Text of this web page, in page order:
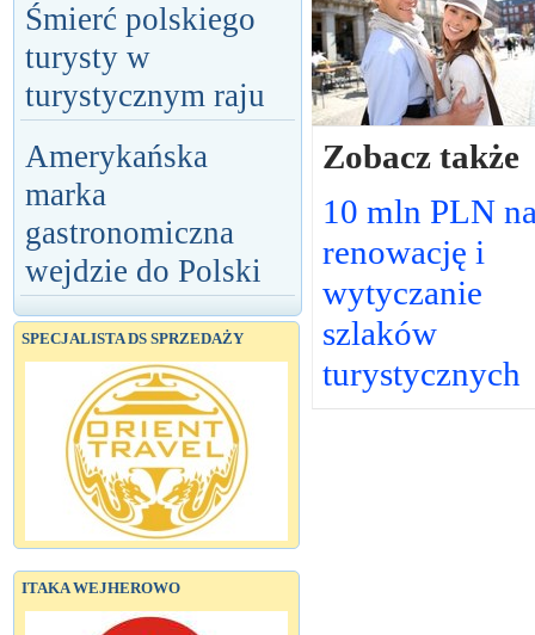
Śmierć polskiego
turysty w
turystycznym raju
Amerykańska
marka
gastronomiczna
wejdzie do Polski
SPECJALISTA DS SPRZEDAŻY
ITAKA WEJHEROWO
Zobacz także
10 mln PLN
renowację i
wytyczanie
szlaków
turystycznych